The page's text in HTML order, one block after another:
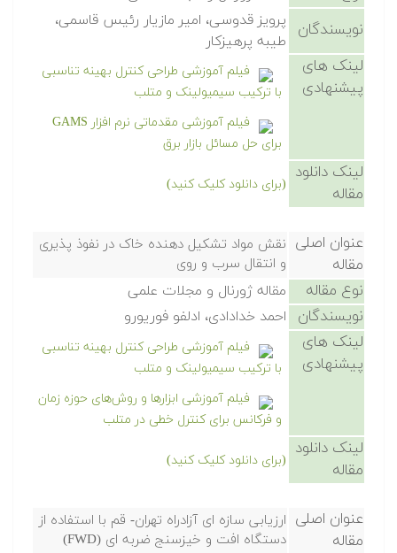
نویسندگان
پرویز قدوسی، امیر مازیار رئیس قاسمی،
طیبه پرهیزکار
لینک های
پیشنهادی
فیلم آموزشی طراحی کنترل بهینه تناسبی
با ترکیب سیمیولینک و متلب
فیلم آموزشی مقدماتی نرم افزار GAMS
برای حل مسائل بازار برق
لینک دانلود
مقاله
(برای دانلود کلیک کنید)
عنوان اصلی
مقاله
نقش مواد تشکیل دهنده خاک در نفوذ پذیری
و انتقال سرب و روی
نوع مقاله مقاله ژورنال و مجلات علمی
نویسندگان احمد خدادادی، ادلفو فوریورو
لینک های
پیشنهادی
فیلم آموزشی طراحی کنترل بهینه تناسبی
با ترکیب سیمیولینک و متلب
فیلم آموزشی ابزارها و روش‌های حوزه زمان
و فرکانس برای کنترل خطی در متلب
لینک دانلود
مقاله
(برای دانلود کلیک کنید)
عنوان اصلی
مقاله
ارزیابی سازه ای آزادراه تهران- قم با استفاده از
دستگاه افت و خیزسنج ضربه ای (FWD)